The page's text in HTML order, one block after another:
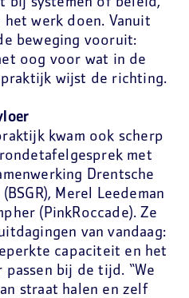
bij systemen of beleid,
het werk doen. Vanuit
beweging vooruit:
oog voor wat in de
wijst de richting.
kwam ook scherp
met
Drentsche
Merel Leedeman
(PinkRoccade). Ze
van vandaag:
capaciteit en het
bij de tijd. “We
straat halen en zelf